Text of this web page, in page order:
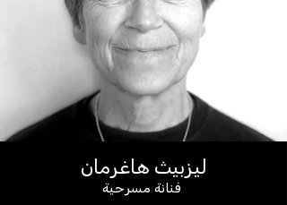
ليزبيث هاغرمان